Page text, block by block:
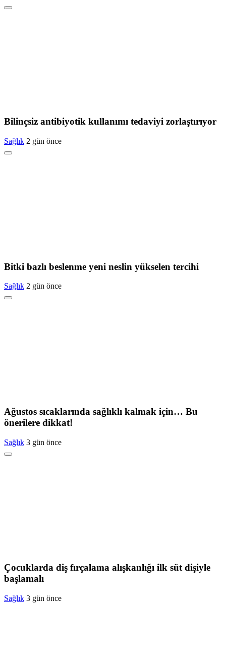
Bilinçsiz antibiyotik kullanımı tedaviyi zorlaştırıyor
Sağlık 2 gün önce
Bitki bazlı beslenme yeni neslin yükselen tercihi
Sağlık 2 gün önce
Ağustos sıcaklarında sağlıklı kalmak için… Bu
önerilere dikkat!
Sağlık 3 gün önce
Çocuklarda diş fırçalama alışkanlığı ilk süt dişiyle
başlamalı
Sağlık 3 gün önce